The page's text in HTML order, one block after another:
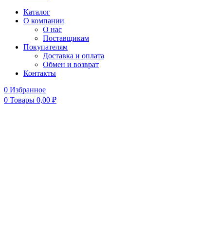
Каталог
О компании
О нас
Поставщикам
Покупателям
Доставка и оплата
Обмен и возврат
Контакты
0 Избранное
0 Товары 0,00 ₽